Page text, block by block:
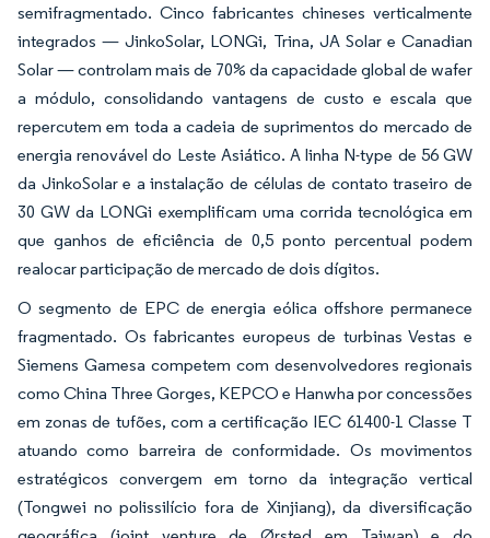
semifragmentado. Cinco fabricantes chineses verticalmente
integrados — JinkoSolar, LONGi, Trina, JA Solar e Canadian
Solar — controlam mais de 70% da capacidade global de wafer
a módulo, consolidando vantagens de custo e escala que
repercutem em toda a cadeia de suprimentos do mercado de
energia renovável do Leste Asiático. A linha N-type de 56 GW
da JinkoSolar e a instalação de células de contato traseiro de
30 GW da LONGi exemplificam uma corrida tecnológica em
que ganhos de eficiência de 0,5 ponto percentual podem
realocar participação de mercado de dois dígitos.
O segmento de EPC de energia eólica offshore permanece
fragmentado. Os fabricantes europeus de turbinas Vestas e
Siemens Gamesa competem com desenvolvedores regionais
como China Three Gorges, KEPCO e Hanwha por concessões
em zonas de tufões, com a certificação IEC 61400-1 Classe T
atuando como barreira de conformidade. Os movimentos
estratégicos convergem em torno da integração vertical
(Tongwei no polissilício fora de Xinjiang), da diversificação